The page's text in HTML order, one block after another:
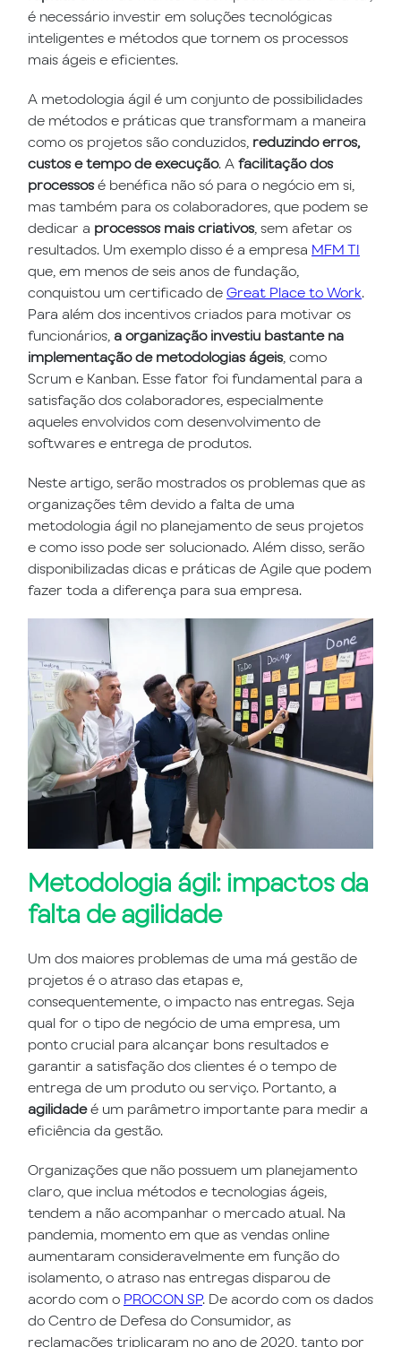
é necessário investir em soluções tecnológicas
inteligentes e métodos que tornem os processos
mais ágeis e eficientes.
A metodologia ágil é um conjunto de possibilidades
de métodos e práticas que transformam a maneira
como os projetos são conduzidos, reduzindo erros,
custos e tempo de execução. A facilitação dos
processosé benéfica não só para o negócio em si,
mas também para os colaboradores, que podem se
dedicar a processos mais criativos, sem afetar os
resultados. Um exemplo disso é a empresa MFM TI
que, em menos de seis anos de fundação,
conquistou um certificado de Great Place to Work.
Para além dos incentivos criados para motivar os
funcionários, a organização investiu bastante na
implementação de metodologias ágeis, como
Scrum e Kanban. Esse fator foi fundamental para a
satisfação dos colaboradores, especialmente
aqueles envolvidos com desenvolvimento de
softwares e entrega de produtos.
Neste artigo, serão mostrados os problemas que as
organizações têm devido a falta de uma
metodologia ágil no planejamento de seus projetos
e como isso pode ser solucionado. Além disso, serão
disponibilizadas dicas e práticas de Agile que podem
fazer toda a diferença para sua empresa.
Metodologia ágil: impactos da
falta de agilidade
Um dos maiores problemas de uma má gestão de
projetos é o atraso das etapas e,
consequentemente, o impacto nas entregas. Seja
qual for o tipo de negócio de uma empresa, um
ponto crucial para alcançar bons resultados e
garantir a satisfação dos clientes é o tempo de
entrega de um produto ou serviço. Portanto, a
agilidadeé um parâmetro importante para medir a
eficiência da gestão.
Organizações que não possuem um planejamento
claro, que inclua métodos e tecnologias ágeis,
tendem a não acompanhar o mercado atual. Na
pandemia, momento em que as vendas online
aumentaram consideravelmente em função do
isolamento, o atraso nas entregas disparou de
acordo com o PROCON SP. De acordo com os dados
do Centro de Defesa do Consumidor, as
reclamações triplicaram no ano de 2020, tanto por